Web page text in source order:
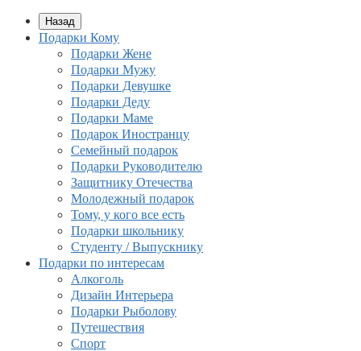
Назад
Подарки Кому
Подарки Жене
Подарки Мужу
Подарки Девушке
Подарки Деду
Подарки Маме
Подарок Иностранцу
Семейный подарок
Подарки Руководителю
Защитнику Отечества
Молодежный подарок
Тому, у кого все есть
Подарки школьнику
Студенту / Выпускнику
Подарки по интересам
Алкоголь
Дизайн Интерьера
Подарки Рыболову
Путешествия
Спорт